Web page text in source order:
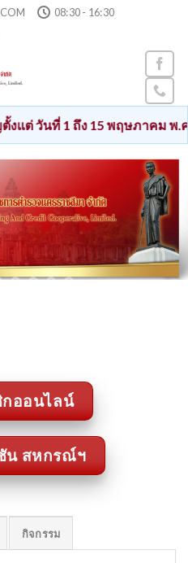
08:30 - 16:30
15 พฤษภาคม พ.ศ. 2569 เงิน
ออนไลน์
น สหกรณ์ฯ
กิจกรรม